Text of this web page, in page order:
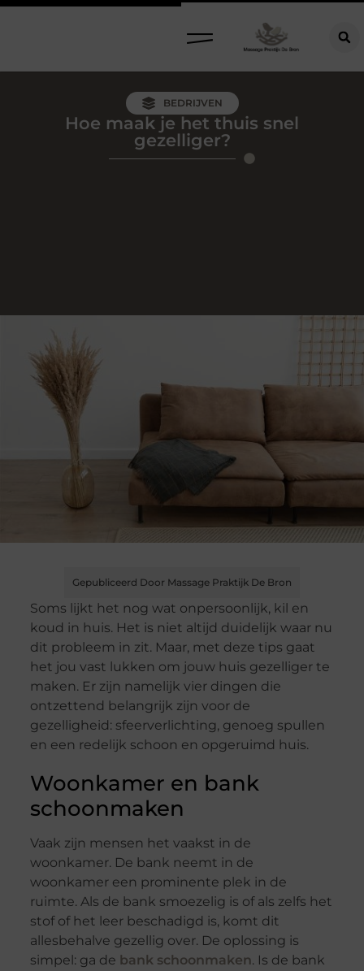
BEDRIJVEN
Hoe maak je het thuis snel
gezelliger?
Gepubliceerd Door Massage Praktijk De Bron
Soms lijkt het nog wat onpersoonlijk, kil en
koud in huis. Het is niet altijd duidelijk waar nu
dit probleem in zit. Maar, met deze tips gaat
het jou vast lukken om jouw huis gezelliger te
maken. Er zijn namelijk vier dingen die
ontzettend belangrijk zijn voor de
gezelligheid: sfeerverlichting, genoeg spullen
en een redelijk schoon en opgeruimd huis.
Woonkamer en bank
schoonmaken
Vaak zijn mensen het vaakst in de
woonkamer. De bank neemt in de
woonkamer een prominente plek in de
ruimte. Als de bank smoezelig is of als zelfs het
stof of het leer beschadigd is, komt dit
allesbehalve gezellig over. De oplossing is
simpel: ga de bank schoonmaken. Is de bank